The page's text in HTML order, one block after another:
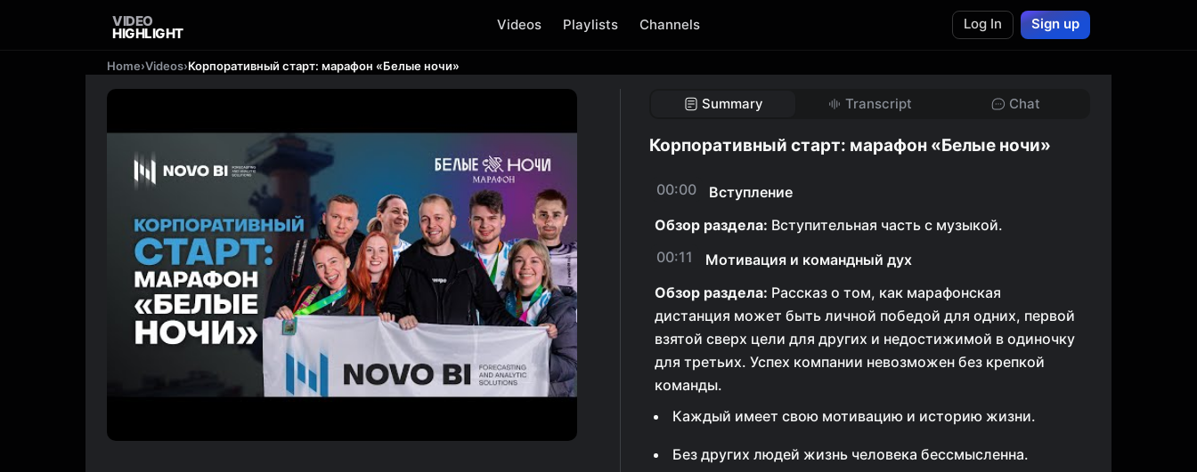
VIDEO
HIGHLIGHT
Videos Playlists Channels Log In Sign up
Home›Videos›Корпоративный старт: марафон «Белые ночи»
Summary Transcript Chat
Корпоративный старт: марафон «Белые ночи»
00:00
Вступление
Обзор раздела: Вступительная часть с музыкой.
00:11
Мотивация и командный дух
Обзор раздела: Рассказ о том, как марафонская
дистанция может быть личной победой для одних, первой
взятой сверх цели для других и недостижимой в одиночку
для третьих. Успех компании невозможен без крепкой
команды.
Каждый имеет свою мотивацию и историю жизни.
Без других людей жизнь человека бессмысленна.